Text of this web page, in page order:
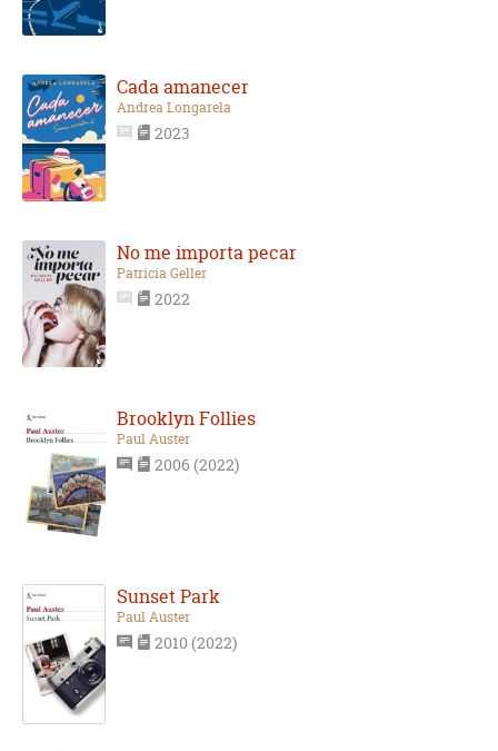
Cada amanecer
Andrea Longarela
2023
No me importa pecar
Patricia Geller
2022
Brooklyn Follies
Paul Auster
2006 (2022)
Sunset Park
Paul Auster
2010 (2022)